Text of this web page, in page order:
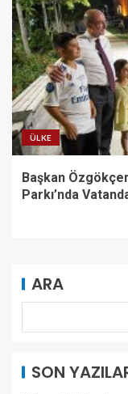
ÜLKE
Başkan
Parkı’nda
ARA
SON